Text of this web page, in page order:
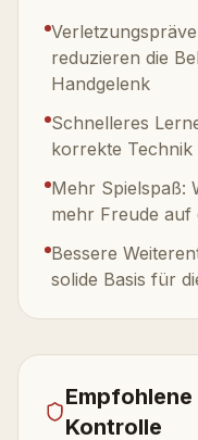
reduzieren die
Handgelenk
Schnelleres
korrekte
Mehr Spielspaß:
mehr Freude auf
Bessere
solide Basis für
Kontrolle